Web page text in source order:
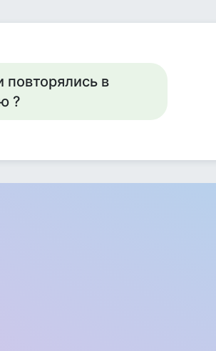
повторялись в
?